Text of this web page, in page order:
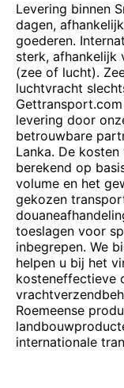
Levering binnen
dagen,
goederen.
sterk, afhankelijk
(zee of lucht).
luchtvracht
levering door
betrouwbare
Lanka. De
berekend op
volume en het
gekozen
toeslagen voor
inbegrepen. We
helpen u bij het
kosteneffectieve
Roemeense
internationale